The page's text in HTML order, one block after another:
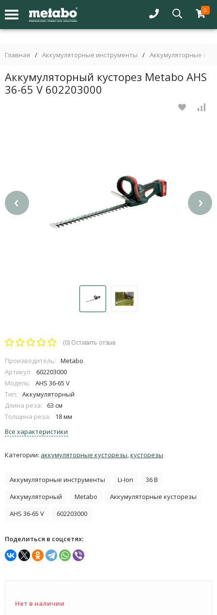
0
Главная / Аккумуляторные инструменты / Аккумуляторные
Аккумуляторный кусторез Metabo AHS
36-65 V 602203000
‹ ›
(0) Оставить отзыв
Производитель:
Metabo
Артикул:
602203000
Модель:
AHS 36-65 V
Тип:
Аккумуляторный
Длина реза:
63 см
Толщина реза:
18 мм
Все характеристики
Категории: аккумуляторные кусторезы,кусторезы
Аккумуляторные инструменты Li-Ion
36 В
Аккумуляторный
Metabo
Аккумуляторные кусторезы
AHS 36-65 V
602203000
Поделиться в соцсетях:
Нет в наличии